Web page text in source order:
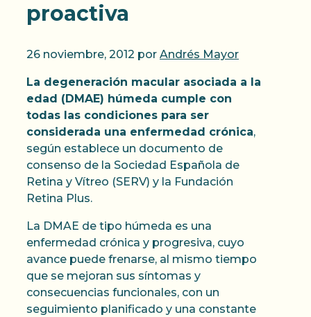
proactiva
26 noviembre, 2012 por Andrés Mayor
La degeneración macular asociada a la
edad (DMAE) húmeda cumple con
todas las condiciones para ser
considerada una enfermedad crónica,
según establece un documento de
consenso de la Sociedad Española de
Retina y Vítreo (SERV) y la Fundación
Retina Plus.
La DMAE de tipo húmeda es una
enfermedad crónica y progresiva, cuyo
avance puede frenarse, al mismo tiempo
que se mejoran sus síntomas y
consecuencias funcionales, con un
seguimiento planificado y una constante